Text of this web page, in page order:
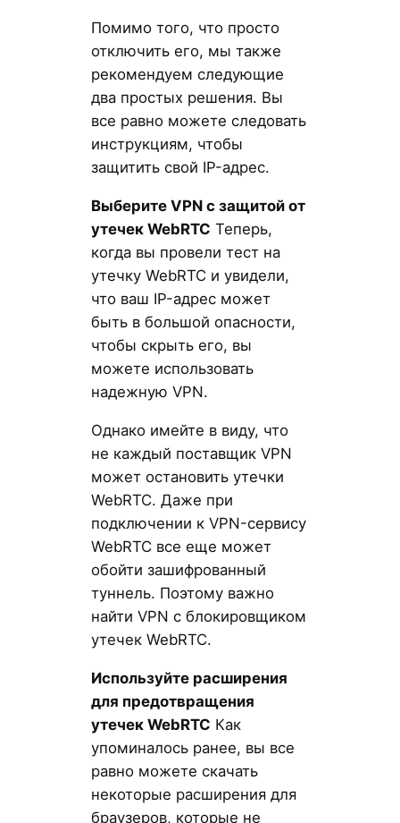
Помимо того, что просто
отключить его, мы также
рекомендуем следующие
два простых решения. Вы
все равно можете следовать
инструкциям, чтобы
защитить свой IP-адрес.
Выберите VPN с защитой от
утечек WebRTC Теперь,
когда вы провели тест на
утечку WebRTC и увидели,
что ваш IP-адрес может
быть в большой опасности,
чтобы скрыть его, вы
можете использовать
надежную VPN.
Однако имейте в виду, что
не каждый поставщик VPN
может остановить утечки
WebRTC. Даже при
подключении к VPN-сервису
WebRTC все еще может
обойти зашифрованный
туннель. Поэтому важно
найти VPN с блокировщиком
утечек WebRTC.
Используйте расширения
для предотвращения
утечек WebRTC Как
упоминалось ранее, вы все
равно можете скачать
некоторые расширения для
браузеров, которые не